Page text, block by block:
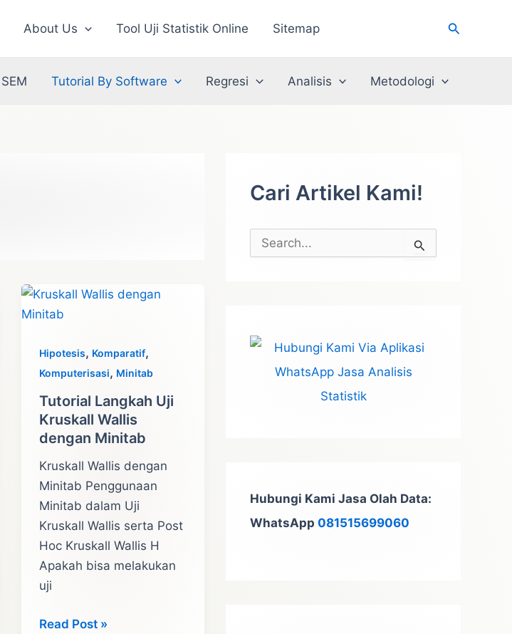
About Us Tool Uji Statistik Online Sitemap Cari
SEM Tutorial By Software Regresi Analisis Metodologi
Hipotesis, Komparatif,
Komputerisasi, Minitab
Tutorial Langkah Uji
Kruskall Wallis
dengan Minitab
Kruskall Wallis dengan
Minitab Penggunaan
Minitab dalam Uji
Kruskall Wallis serta Post
Hoc Kruskall Wallis H
Apakah bisa melakukan
uji
Tutorial
Read Post »
Cari Artikel Kami!
u
k
Hubungi Kami Jasa Olah Data:
WhatsApp 081515699060